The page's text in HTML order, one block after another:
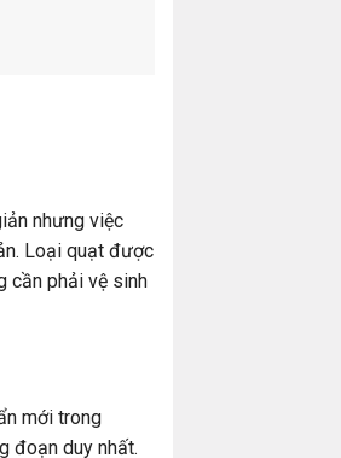
nhưng việc
Loại quạt được
cần phải vệ sinh
mới trong
đoạn duy nhất.